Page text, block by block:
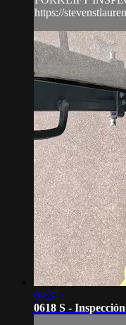
https://
04:37
0618 S -